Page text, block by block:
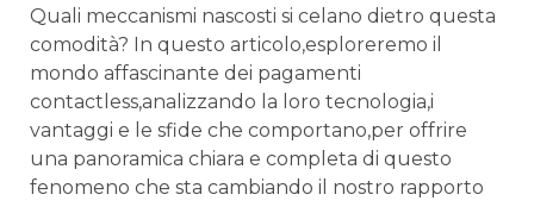
Quali‌ meccanismi nascosti si⁢ celano dietro questa
comodità? ‍In questo articolo,esploreremo il
mondo affascinante dei pagamenti
contactless,analizzando la loro tecnologia,i
‍vantaggi ⁣e⁤ le sfide che comportano,per offrire
una panoramica chiara‍ e completa ‍di questo
fenomeno che⁣ sta cambiando il nostro rapporto